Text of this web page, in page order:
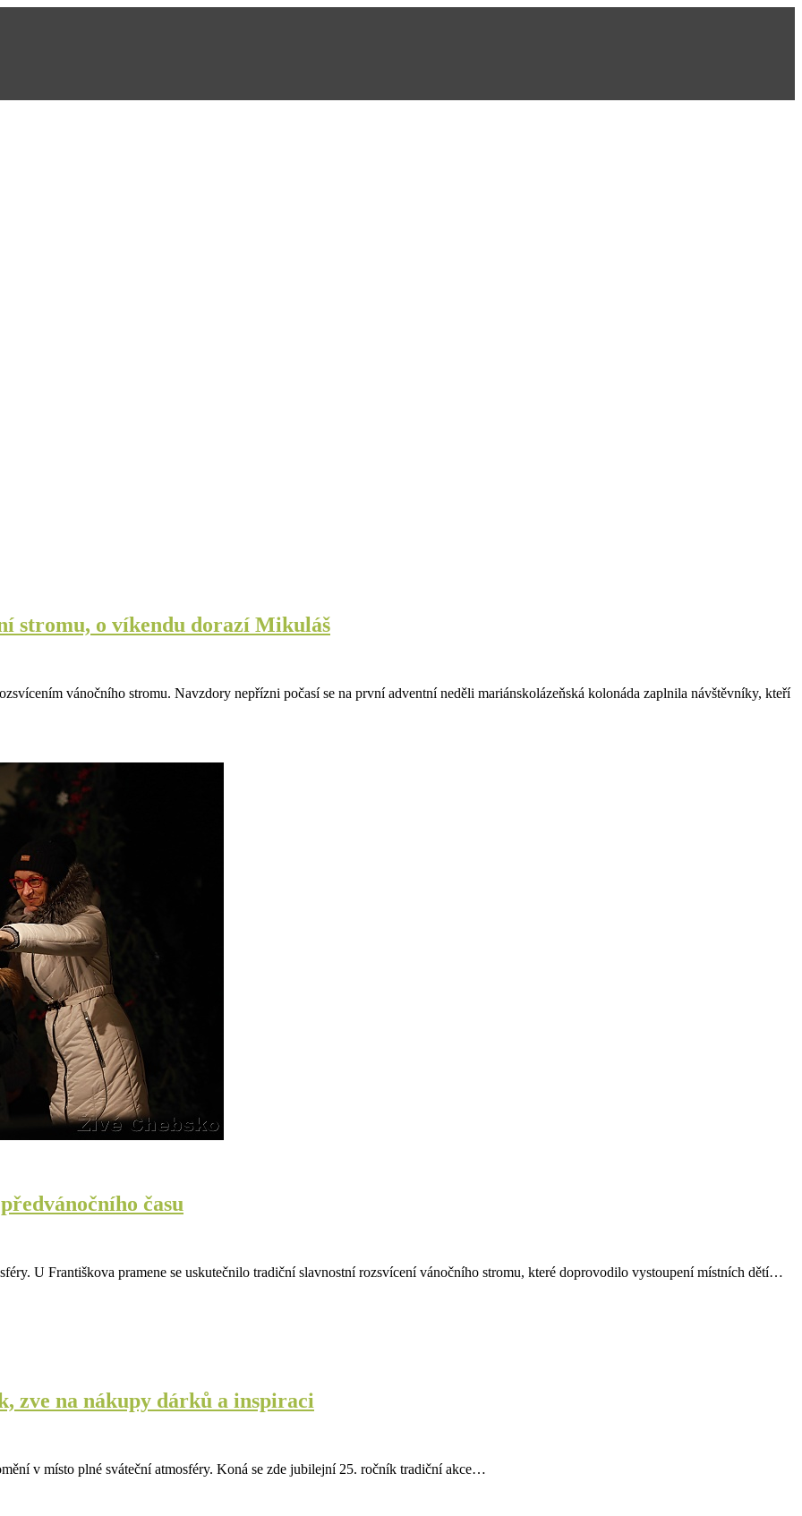
stromu, o víkendu dorazí Mikuláš
vánočního stromu. Navzdory nepřízni počasí se na první adventní neděli mariánskolázeňská kolonáda zaplnila návštěvníky, kteří
času
U Františkova pramene se uskutečnilo tradiční slavnostní rozsvícení vánočního stromu, které doprovodilo vystoupení místních dětí…
zve na nákupy dárků a inspiraci
v místo plné sváteční atmosféry. Koná se zde jubilejní 25. ročník tradiční akce…